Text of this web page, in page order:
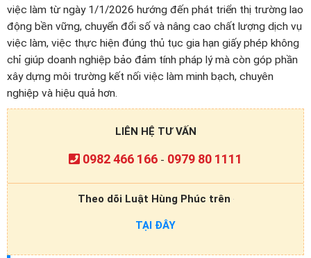
việc làm từ ngày 1/1/2026 hướng đến phát triển thị trường lao
động bền vững, chuyển đổi số và nâng cao chất lượng dịch vụ
việc làm, việc thực hiện đúng thủ tục gia hạn giấy phép không
chỉ giúp doanh nghiệp bảo đảm tính pháp lý mà còn góp phần
xây dựng môi trường kết nối việc làm minh bạch, chuyên
nghiệp và hiệu quả hơn.
LIÊN HỆ TƯ VẤN
0982 466 166 - 0979 80 1111
Theo dõi Luật Hùng Phúc trên
TẠI ĐÂY